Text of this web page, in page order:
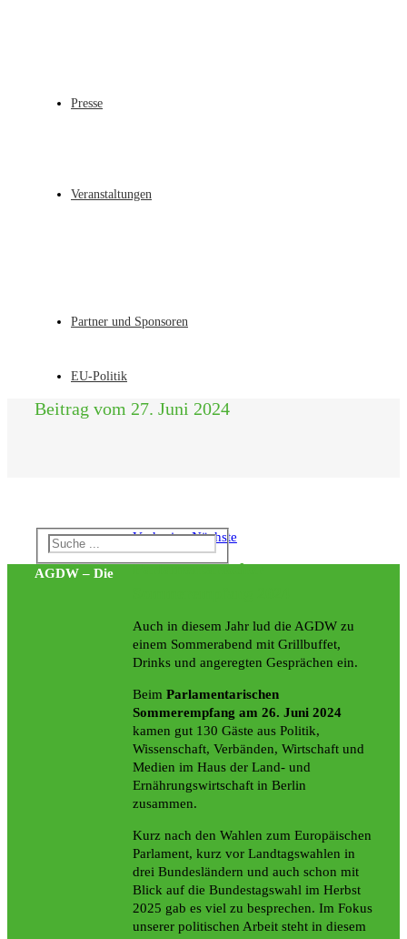
Presse
Veranstaltungen
Partner und Sponsoren
EU-Politik
Beitrag vom 27. Juni 2024
Vorherige Nächste
Parlamentarischer
Auch in diesem Jahr lud die AGDW zu
einem Sommerabend mit Grillbuffet,
Drinks und angeregten Gesprächen ein.
Beim Parlamentarischen
Sommerempfang am 26. Juni 2024
kamen gut 130 Gäste aus Politik,
Wissenschaft, Verbänden, Wirtschaft und
Medien im Haus der Land- und
Ernährungswirtschaft in Berlin
zusammen.
Kurz nach den Wahlen zum Europäischen
Parlament, kurz vor Landtagswahlen in
drei Bundesländern und auch schon mit
Blick auf die Bundestagswahl im Herbst
2025 gab es viel zu besprechen. Im Fokus
unserer politischen Arbeit steht in diesem
AGDW – Die